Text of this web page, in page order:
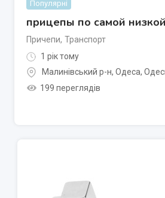
Популярні
прицепы по самой
Причепи, Транспорт
1 рік тому
Малинівський р-н, Одеса,
199 переглядів